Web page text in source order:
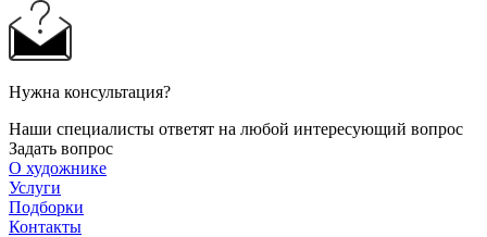
Нужна консультация?
Наши специалисты ответят на любой интересующий вопрос
Задать вопрос
О художнике
Услуги
Подборки
Контакты